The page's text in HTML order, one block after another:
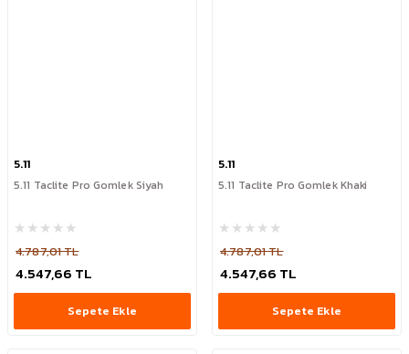
5.11
5.11 Taclite Pro Gomlek Siyah
4.787,01 TL
4.547,66 TL
Sepete Ekle
5.11
5.11 Taclite Pro Gomlek Khaki
4.787,01 TL
4.547,66 TL
Sepete Ekle